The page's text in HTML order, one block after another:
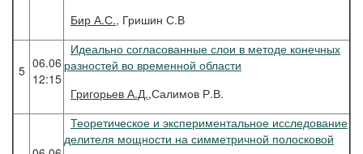
Бир А.С., Гришин С.В
5 06.06
12:15
Идеально согласованные слои в методе конечных
разностей во временной области
Григорьев А.Д.,Салимов Р.В.
Теоретическое и экспериментальное исследование
делителя мощности на симметричной полосковой